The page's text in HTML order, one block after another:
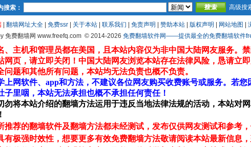
搜索： 高级搜
翻墙网址大全 免费ssr 关于本站 联系我们 免责声明 赞助本站 版权声明 网站地图
免费翻墙网 www.freefq.com© 2014-2026 免费翻墙软件网——提供最全的免费翻墙软件
、主机和管理员都在美国，且本站内容仅为非中国大陆网友服务。
页，请立即关闭！中国大陆网友浏览本站存在法律风险，恳请立
题和其他所有问题，本站均无法负责也概不负责。
上网软件、app和方法，不建议各位网友购买收费账号或服务。若
里咽，本站无法承担也概不承担任何责任！
将本站介绍的翻墙方法运用于违反当地法律法规的活动，本站对
推荐的翻墙软件及翻墙方法都未经测试，发布仅供网友测试和参
有极强时效性，想要更多有效免费翻墙方法敬请阅读本站最新信息，